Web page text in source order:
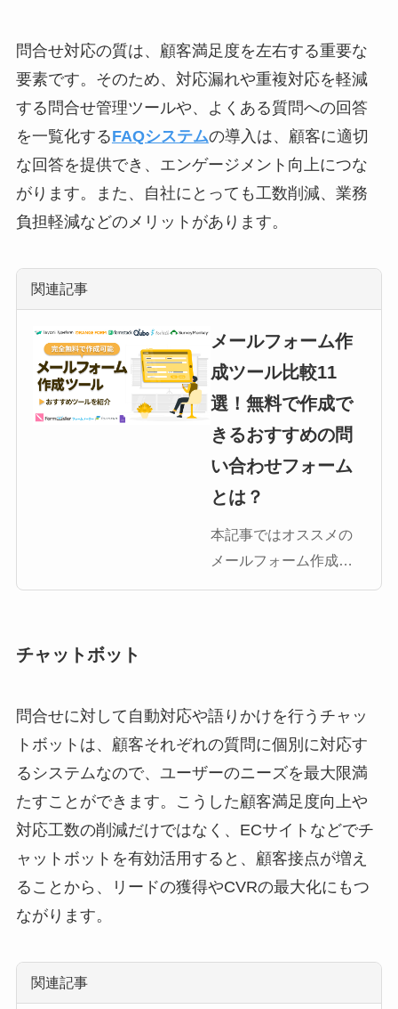
選定を誤ると導入コス
トだけがかさみ、施策
が機能しないまま運用
が止まりま […]
問合せ対応の質は、顧客満足度を左右する重要な
要素です。そのため、対応漏れや重複対応を軽減
する問合せ管理ツールや、よくある質問への回答
を一覧化するFAQシステムの導入は、顧客に適切
な回答を提供でき、エンゲージメント向上につな
がります。また、自社にとっても工数削減、業務
負担軽減などのメリットがあります。
関連記事
メールフォーム作
成ツール比較11
選！無料で作成で
きるおすすめの問
い合わせフォーム
とは？
本記事ではオススメの
メールフォーム作成ツ
ールを紹介します。メ
人のWebでのお問い合
わせ窓口として一般的
な手法ですが、ゼロか
ら作ろうとすると制 […]
チャットボット
問合せに対して自動対応や語りかけを行うチャッ
トボットは、顧客それぞれの質問に個別に対応す
るシステムなので、ユーザーのニーズを最大限満
たすことができます。こうした顧客満足度向上や
対応工数の削減だけではなく、ECサイトなどでチ
ャットボットを有効活用すると、顧客接点が増え
ることから、リードの獲得やCVRの最大化にもつ
ながります。
関連記事